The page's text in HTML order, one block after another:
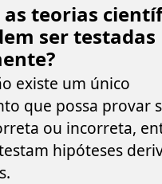
as teorias
ser testadas
existe um único
que possa provar
ou incorreta,
hipóteses